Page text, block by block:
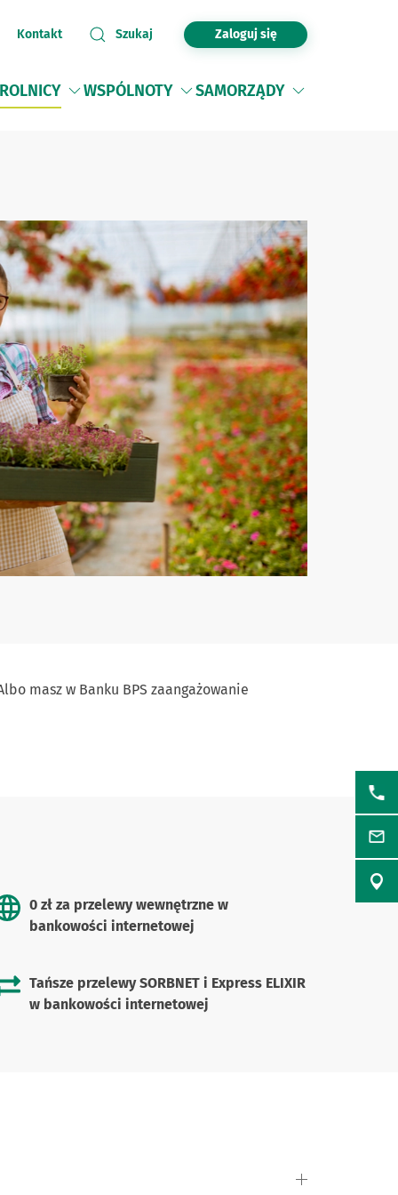
Kontakt Szukaj Zaloguj się
ROLNICY WSPÓLNOTY SAMORZĄDY
masz w Banku BPS zaangażowanie
0 zł za przelewy wewnętrzne w
bankowości internetowej
Tańsze przelewy SORBNET i Express ELIXIR
w bankowości internetowej